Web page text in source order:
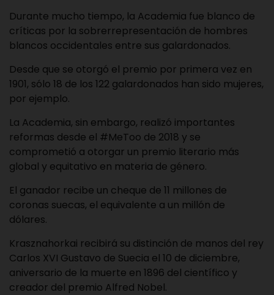
Durante mucho tiempo, la Academia fue blanco de
críticas por la sobrerrepresentación de hombres
blancos occidentales entre sus galardonados.
Desde que se otorgó el premio por primera vez en
1901, sólo 18 de los 122 galardonados han sido mujeres,
por ejemplo.
La Academia, sin embargo, realizó importantes
reformas desde el #MeToo de 2018 y se
comprometió a otorgar un premio literario más
global y equitativo en materia de género.
El ganador recibe un cheque de 11 millones de
coronas suecas, el equivalente a un millón de
dólares.
Krasznahorkai recibirá su distinción de manos del rey
Carlos XVI Gustavo de Suecia el 10 de diciembre,
aniversario de la muerte en 1896 del científico y
creador del premio Alfred Nobel.